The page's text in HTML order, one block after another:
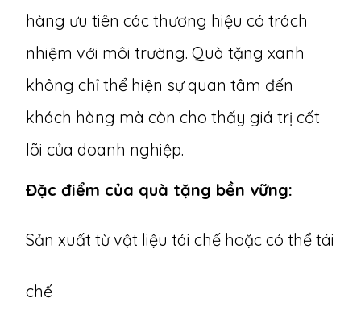
hàng ưu tiên các thương hiệu có trách
nhiệm với môi trường. Quà tặng xanh
không chỉ thể hiện sự quan tâm đến
khách hàng mà còn cho thấy giá trị cốt
lõi của doanh nghiệp.
Đặc điểm của quà tặng bền vững:
Sản xuất từ vật liệu tái chế hoặc có thể tái
chế